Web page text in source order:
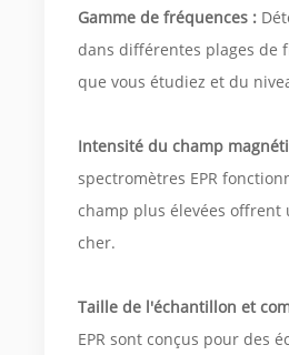
Gamme de fréquences :
dans différentes plages de
que vous étudiez et du
Intensité du champ
spectromètres EPR
champ plus élevées
cher.
Taille de l'échantillon et
EPR sont conçus pour des